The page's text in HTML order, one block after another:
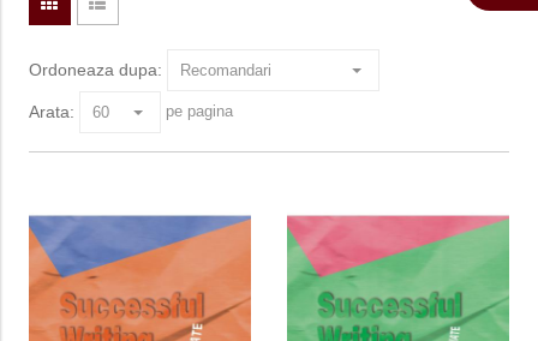
Ordoneaza dupa:
Arata: pe pagina